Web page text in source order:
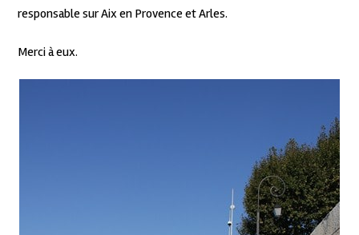
responsable sur Aix en Provence et Arles.
Merci à eux.